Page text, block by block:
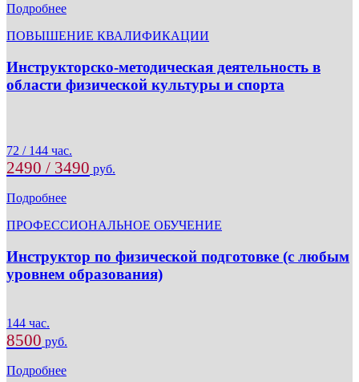
Подробнее
ПОВЫШЕНИЕ КВАЛИФИКАЦИИ
Инструкторско-методическая деятельность в
области физической культуры и спорта
72 / 144 час.
2490 / 3490 руб.
Подробнее
ПРОФЕССИОНАЛЬНОЕ ОБУЧЕНИЕ
Инструктор по физической подготовке (с любым
уровнем образования)
144 час.
8500 руб.
Подробнее